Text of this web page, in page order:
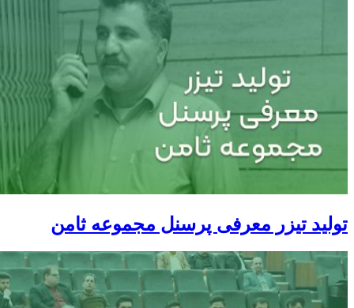
تولید تیزر معرفی پرسنل مجموعه ثامن